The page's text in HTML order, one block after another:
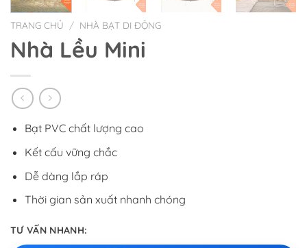
TRANG CHỦ / NHÀ BẠT DI ĐỘNG
Nhà Lều Mini
Bạt PVC chất lượng cao
Kết cấu vững chắc
Dễ dàng lắp ráp
Thời gian sản xuất nhanh chóng
TƯ VẤN NHANH: